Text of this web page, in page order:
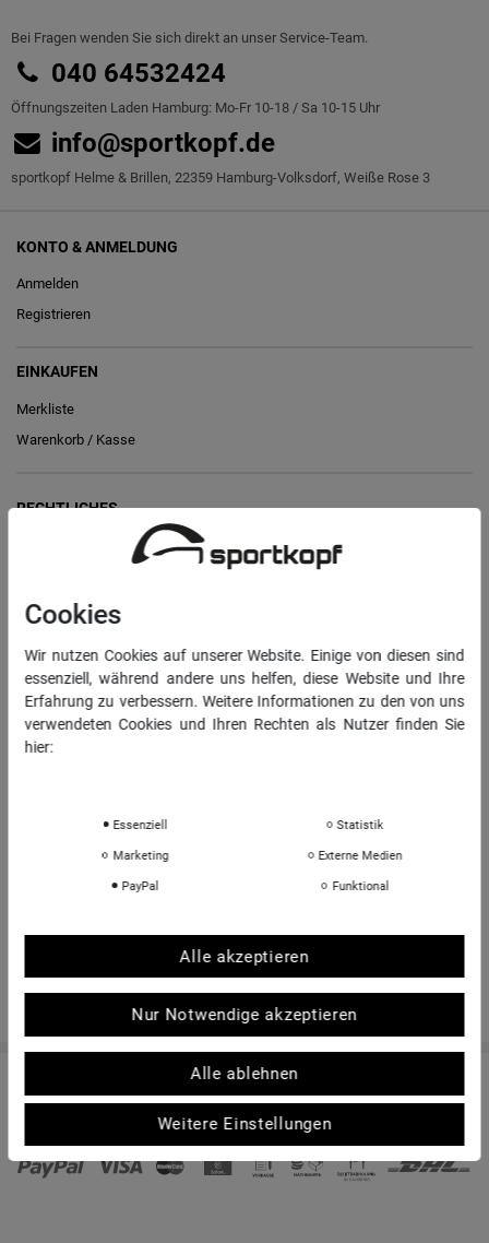
Bei Fragen wenden Sie sich direkt an unser Service-Team.
040 64532424
Öffnungszeiten Laden Hamburg: Mo-Fr 10-18 / Sa 10-15 Uhr
info@sportkopf.de
sportkopf Helme & Brillen, 22359 Hamburg-Volksdorf, Weiße Rose 3
KONTO & ANMELDUNG
Anmelden
Registrieren
EINKAUFEN
Merkliste
Warenkorb / Kasse
RECHTLICHES
Daten­schutz­erklärung
AGB
Impressum
INFORMATIONEN
Sportkopf Hamburg
Rücksendungen FAQ
Hinweise zur Batterieentsorgung
© Copyright 2026 | Alle Rechte vorbehalten. - sportkopf Helme und Brillen für den
colornativ /
Cookies
Wir nutzen Cookies auf unserer Website. Einige von diesen sind
essenziell, während andere uns helfen, diese Website und Ihre
Erfahrung zu verbessern. Weitere Informationen zu den von uns
verwendeten Cookies und Ihren Rechten als Nutzer finden Sie
hier:
Essenziell Statistik
Marketing Externe Medien
PayPal Funktional
Alle akzeptieren
Nur Notwendige akzeptieren
Alle ablehnen
Weitere Einstellungen